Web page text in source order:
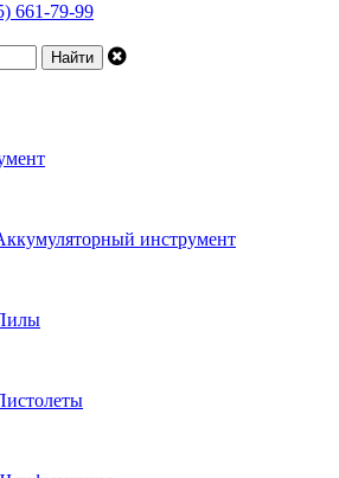
661-79-99
инструмент